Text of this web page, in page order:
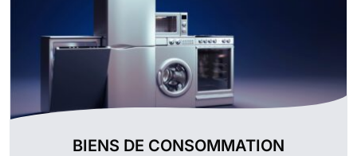
BIENS DE CONSOMMATION